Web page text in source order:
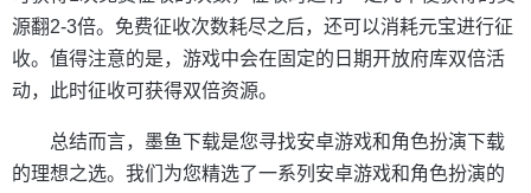
源翻2-3倍。免费征收次数耗尽之后，还可以消耗元宝进行征
收。值得注意的是，游戏中会在固定的日期开放府库双倍活
动，此时征收可获得双倍资源。
总结而言，墨鱼下载是您寻找安卓游戏和角色扮演下载
的理想之选。我们为您精选了一系列安卓游戏和角色扮演的